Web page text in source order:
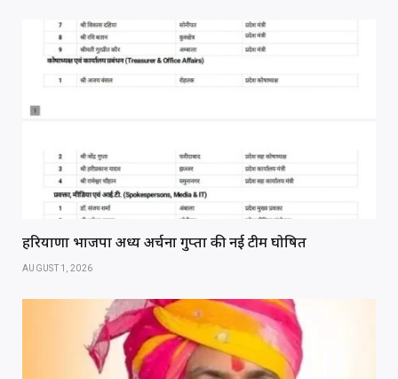
हरियाणा भाजपा अध्यक्ष अर्चना गुप्ता की नई टीम घोषित
AUGUST 1, 2026